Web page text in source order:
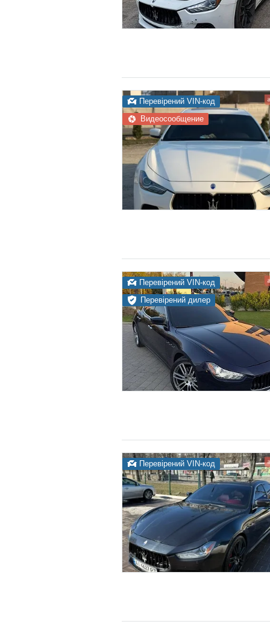
Перевірений VIN-код
Видеосообщение
Перевірений VIN-код
Перевірений дилер
Перевірений VIN-код